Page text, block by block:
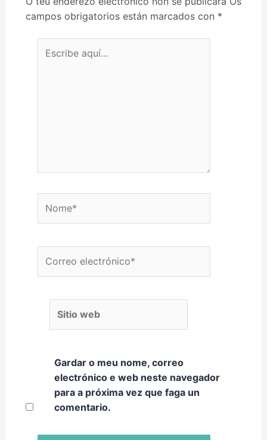
campos obrigatorios están marcados con *
Gardar o meu nome, correo
electrónico e web neste navegador
para a próxima vez que faga un
comentario.